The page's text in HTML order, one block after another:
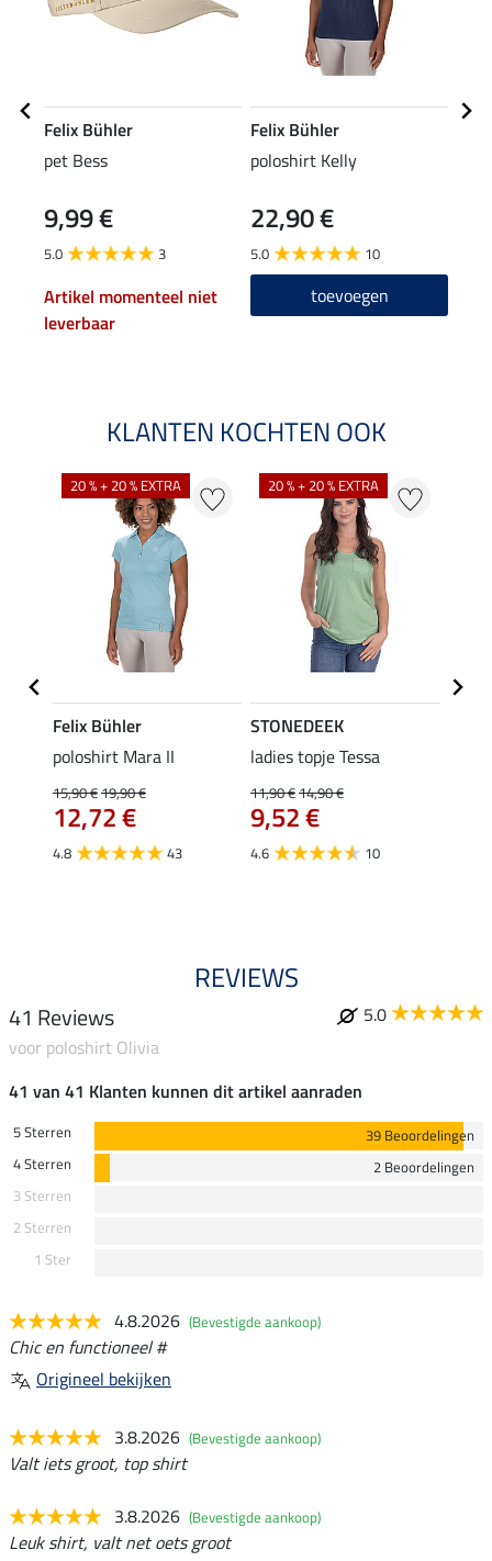
Felix Bühler
pet Bess
9,99 €
5.0 3
Artikel momenteel niet
leverbaar
Felix Bühler
poloshirt Kelly
22,90 €
5.0 10
toevoegen
KLANTEN KOCHTEN OOK
20 % + 20 % EXTRA
Felix Bühler
poloshirt Mara II
15,90 €19,90 €
12,72 €
4.8 43
20 % + 20 % EXTRA
STONEDEEK
ladies topje Tessa
11,90 €14,90 €
9,52 €
4.6 10
REVIEWS
41 Reviews
5.0
voor poloshirt Olivia
41 van 41 Klanten kunnen dit artikel aanraden
5 Sterren
39 Beoordelingen
4 Sterren
2 Beoordelingen
3 Sterren
2 Sterren
1 Ster
4.8.2026 (Bevestigde aankoop)
Chic en functioneel #
Origineel bekijken
3.8.2026 (Bevestigde aankoop)
Valt iets groot, top shirt
3.8.2026 (Bevestigde aankoop)
Leuk shirt, valt net oets groot